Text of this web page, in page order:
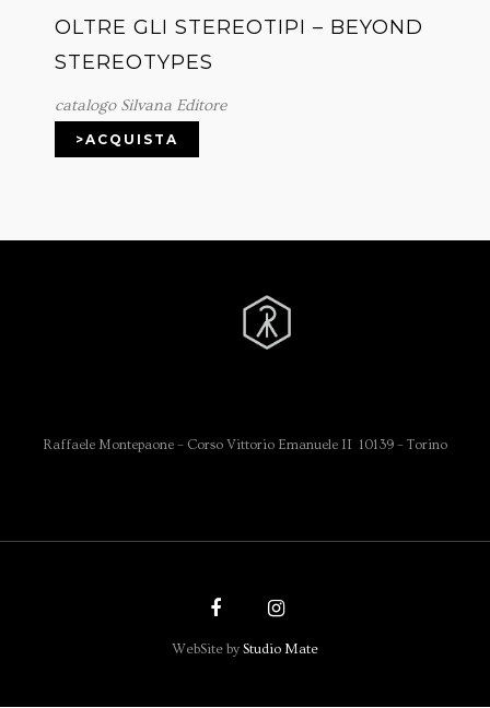
OLTRE GLI STEREOTIPI – BEYOND
STEREOTYPES
catalogo Silvana Editore
>ACQUISTA
Raffaele Montepaone – Corso Vittorio Emanuele II 10139 – Torino
WebSite by Studio Mate